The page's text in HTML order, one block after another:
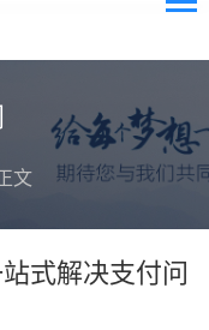
文
式解决支付问